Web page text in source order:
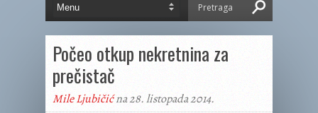
Počeo otkup nekretnina za
prečistač
Mile Ljubičićna 28. listopada 2014.